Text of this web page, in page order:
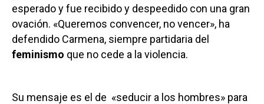
esperado y fue recibido y despeedido con una gran
ovación. «Queremos convencer, no vencer», ha
defendido Carmena, siempre partidaria del
feminismo que no cede a la violencia.
Su mensaje es el de «seducir a los hombres» para